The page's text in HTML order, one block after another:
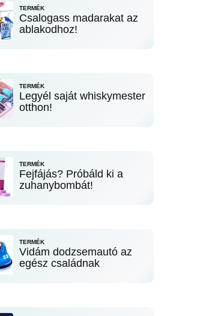
TERMÉK
Csalogass madarakat az
ablakodhoz!
TERMÉK
Legyél saját whiskymester
otthon!
TERMÉK
Fejfájás? Próbáld ki a
zuhanybombát!
TERMÉK
Vidám dodzsemautó az
egész családnak